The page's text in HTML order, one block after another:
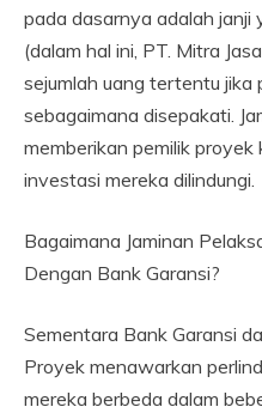
pada dasarnya adalah janji
(dalam hal ini, PT. Mitra
sejumlah uang tertentu jika
sebagaimana disepakati.
memberikan pemilik
investasi mereka dilindungi.
Bagaimana Jaminan
Dengan Bank Garansi?
Sementara Bank Garansi
Proyek menawarkan
mereka berbeda dalam